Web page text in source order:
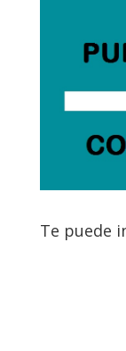
Te puede